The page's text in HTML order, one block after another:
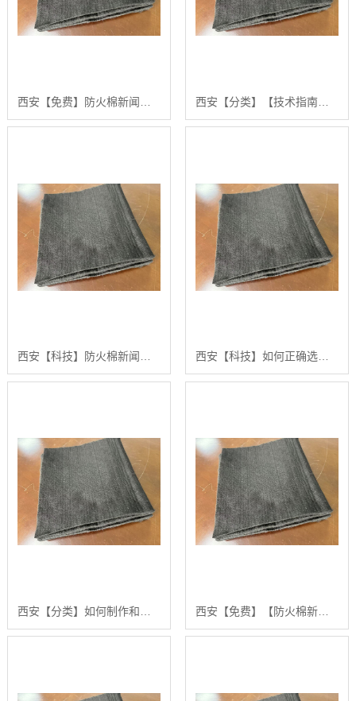
西安【分类】【技术指南】如何系统获取和解读最新的防火棉新闻与市场动态【怎么样?】
西安【科技】如何正确选择和应用防火棉新闻：汇彩无纺科技的分步指南【怎么做?】
西安【免费】【防火棉新闻】如何构建高效的防火棉采购与应用技术指南【怎么做?】